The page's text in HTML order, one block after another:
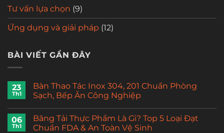
Tư vấn lựa chọn (9)
Ứng dụng và giải pháp (12)
BÀI VIẾT GẦN ĐÂY
23
Th1
Bàn Thao Tác Inox 304, 201 Chuẩn Phòng
Sạch, Bếp Ăn Công Nghiệp
06
Th1
Băng Tải Thực Phẩm Là Gì? Top 5 Loại Đạt
Chuẩn FDA & An Toàn Vệ Sinh